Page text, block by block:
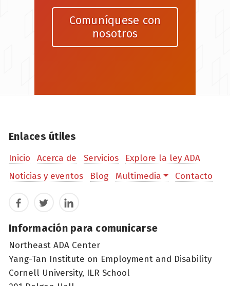
Comuníquese con
nosotros
Enlaces útiles
Inicio Acerca de Servicios
Explore la ley ADA
Noticias y eventos
Blog Multimedia Contacto
FacebookTwitterLinkedIn
Información para comunicarse
Northeast ADA Center
Yang-Tan Institute on Employment and Disability
Cornell University, ILR School